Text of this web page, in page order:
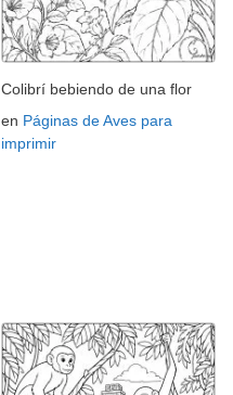
Colibrí bebiendo de una flor
en Páginas de Aves para
imprimir